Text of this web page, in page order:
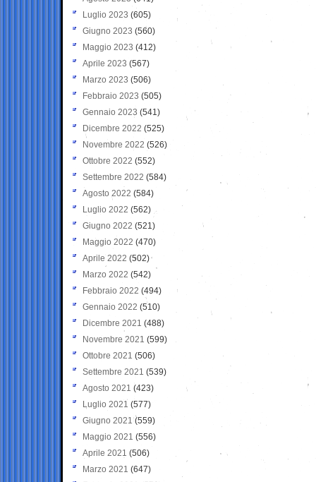
Luglio 2023 (605)
Giugno 2023 (560)
Maggio 2023 (412)
Aprile 2023 (567)
Marzo 2023 (506)
Febbraio 2023 (505)
Gennaio 2023 (541)
Dicembre 2022 (525)
Novembre 2022 (526)
Ottobre 2022 (552)
Settembre 2022 (584)
Agosto 2022 (584)
Luglio 2022 (562)
Giugno 2022 (521)
Maggio 2022 (470)
Aprile 2022 (502)
Marzo 2022 (542)
Febbraio 2022 (494)
Gennaio 2022 (510)
Dicembre 2021 (488)
Novembre 2021 (599)
Ottobre 2021 (506)
Settembre 2021 (539)
Agosto 2021 (423)
Luglio 2021 (577)
Giugno 2021(559)
Maggio 2021 (556)
Aprile 2021 (506)
Marzo 2021 (647)